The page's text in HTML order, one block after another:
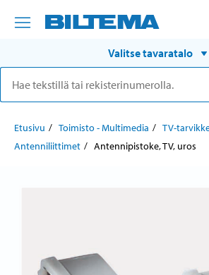
Valitse tavaratalo
Etusivu Toimisto - Multimedia TV-
Antenniliittimet
Antennipistoke, TV, uros